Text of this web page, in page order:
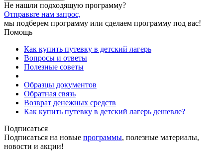
Не нашли подходящую программу?
Отправьте нам запрос,
мы подберем программу или сделаем программу под вас!
Помощь
Как купить путевку в детский лагерь
Вопросы и ответы
Полезные советы
Образцы документов
Обратная связь
Возврат денежных средств
Как купить путевку в детский лагерь дешевле?
Подписаться
Подписаться на новые программы, полезные материалы,
новости и акции!